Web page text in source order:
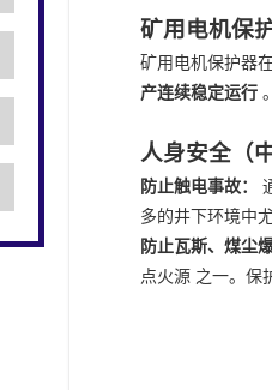
矿用电机保
矿用电机保护器
产连续稳定运行
人身安全（
防止触电事故：
多的井下环境中
防止瓦斯、煤尘爆
点火源 之一。保